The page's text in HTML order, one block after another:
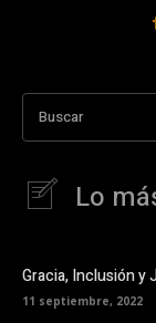
Buscar
Lo
Gracia, Inclusión y
11 septiembre, 2022